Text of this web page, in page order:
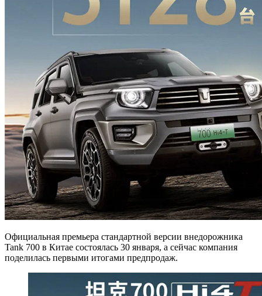
Официальная премьера стандартной версии внедорожника
Tank 700 в Китае состоялась 30 января, а сейчас компания
поделилась первыми итогами предпродаж.